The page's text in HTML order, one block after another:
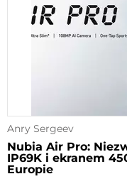
Anry Sergeev
Nubia Air Pro:
IP69K i ekranem
Europie